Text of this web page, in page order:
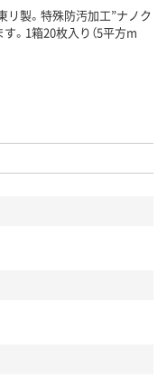
リ製。特殊防汚加工”ナノク
。1箱20枚入り（5平方m